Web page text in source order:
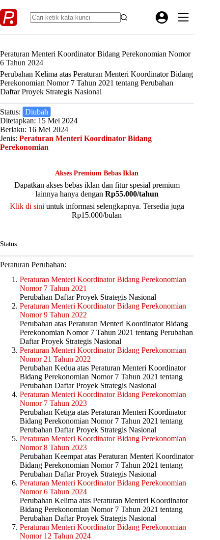
to
content
Peraturan Menteri Koordinator Bidang Perekonomian Nomor
6 Tahun 2024
Perubahan Kelima atas Peraturan Menteri Koordinator Bidang
Perekonomian Nomor 7 Tahun 2021 tentang Perubahan
Daftar Proyek Strategis Nasional
Status: Diubah
Ditetapkan: 15 Mei 2024
Berlaku: 16 Mei 2024
Jenis: Peraturan Menteri Koordinator Bidang
Perekonomian
Akses Premium Bebas Iklan
Dapatkan akses bebas iklan dan fitur spesial premium
lainnya hanya dengan Rp55.000/tahun
Klik di sini untuk informasi selengkapnya. Tersedia juga
Rp15.000/bulan
Status
Peraturan Perubahan:
Peraturan Menteri Koordinator Bidang Perekonomian
Nomor 7 Tahun 2021
Perubahan Daftar Proyek Strategis Nasional
Peraturan Menteri Koordinator Bidang Perekonomian
Nomor 9 Tahun 2022
Perubahan atas Peraturan Menteri Koordinator Bidang
Perekonomian Nomor 7 Tahun 2021 tentang Perubahan
Daftar Proyek Strategis Nasional
Peraturan Menteri Koordinator Bidang Perekonomian
Nomor 21 Tahun 2022
Perubahan Kedua atas Peraturan Menteri Koordinator
Bidang Perekonomian Nomor 7 Tahun 2021 tentang
Perubahan Daftar Proyek Strategis Nasional
Peraturan Menteri Koordinator Bidang Perekonomian
Nomor 7 Tahun 2023
Perubahan Ketiga atas Peraturan Menteri Koordinator
Bidang Perekonomian Nomor 7 Tahun 2021 tentang
Perubahan Daftar Proyek Strategis Nasional
Peraturan Menteri Koordinator Bidang Perekonomian
Nomor 8 Tahun 2023
Perubahan Keempat atas Peraturan Menteri Koordinator
Bidang Perekonomian Nomor 7 Tahun 2021 tentang
Perubahan Daftar Proyek Strategis Nasional
Peraturan Menteri Koordinator Bidang Perekonomian
Nomor 6 Tahun 2024
Perubahan Kelima atas Peraturan Menteri Koordinator
Bidang Perekonomian Nomor 7 Tahun 2021 tentang
Perubahan Daftar Proyek Strategis Nasional
Peraturan Menteri Koordinator Bidang Perekonomian
Nomor 12 Tahun 2024